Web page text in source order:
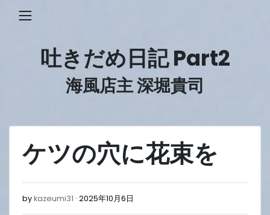
吐きだめ日記 Part2
海風店主 深堀貴司
ケツの穴に花束を
bykazeumi31 2025年10月6日